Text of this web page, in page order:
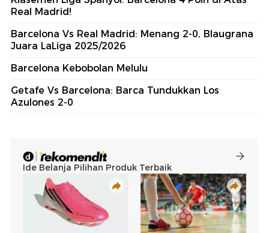
Real Madrid!
Barcelona Vs Real Madrid: Menang 2-0, Blaugrana
Juara LaLiga 2025/2026
Barcelona Kebobolan Melulu
Getafe Vs Barcelona: Barca Tundukkan Los
Azulones 2-0